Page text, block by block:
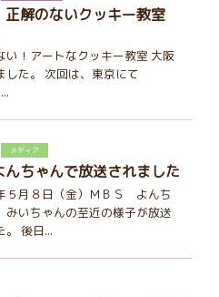
正解のないクッキー教室
！アートなクッキー教室 大阪
した。 次回は、東京にて
メディア
んちゃんで放送されました
５月８日（金）ＭＢＳ よんち
いちゃんの至近の様子が放送
。 後日...